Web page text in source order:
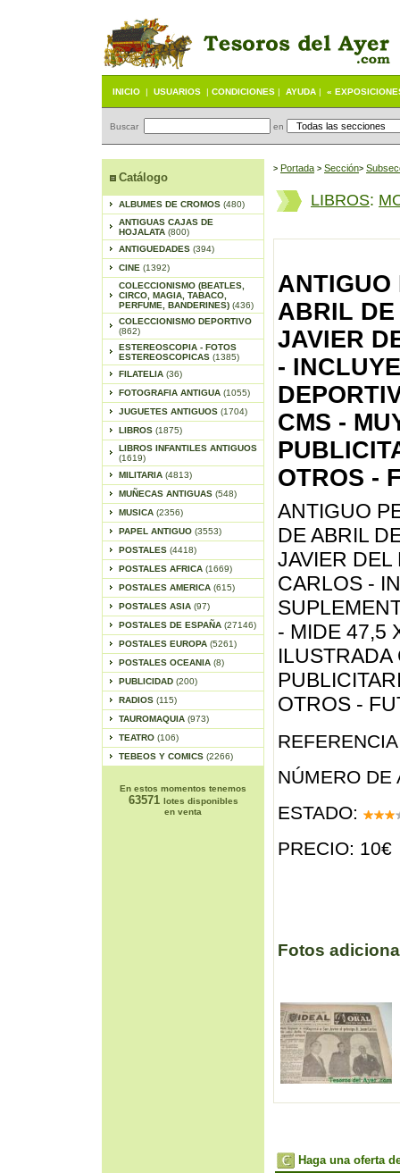
INICIO | USUARIOS | CONDICIONES | AYUDA | «
Buscar en
Catálogo
ALBUMES DE CROMOS (480)
ANTIGUAS CAJAS DE
HOJALATA (800)
ANTIGUEDADES (394)
CINE (1392)
COLECCIONISMO (BEATLES,
CIRCO, MAGIA, TABACO,
PERFUME, BANDERINES) (436)
COLECCIONISMO DEPORTIVO
(862)
ESTEREOSCOPIA - FOTOS
ESTEREOSCOPICAS (1385)
FILATELIA (36)
FOTOGRAFIA ANTIGUA (1055)
JUGUETES ANTIGUOS (1704)
LIBROS (1875)
LIBROS INFANTILES ANTIGUOS
(1619)
MILITARIA (4813)
MUÑECAS ANTIGUAS (548)
MUSICA (2356)
PAPEL ANTIGUO (3553)
POSTALES (4418)
POSTALES AFRICA (1669)
POSTALES AMERICA (615)
POSTALES ASIA (97)
POSTALES DE ESPAÑA (27146)
POSTALES EUROPA (5261)
POSTALES OCEANIA (8)
PUBLICIDAD (200)
RADIOS (115)
TAUROMAQUIA (973)
TEATRO (106)
TEBEOS Y COMICS (2266)
En estos momentos tenemos
63571 lotes disponibles
en venta
> Portada > Sección>
LIBROS:
ANTIGUO
ABRIL DE
JAVIER
-
CMS -
OTROS -
ANTIGUO
DE ABRIL
JAVIER
CARLOS -
- MIDE 47,5
OTROS -
NÚMERO DE
ESTADO:
PRECIO: 10€
Fotos
Haga una oferta